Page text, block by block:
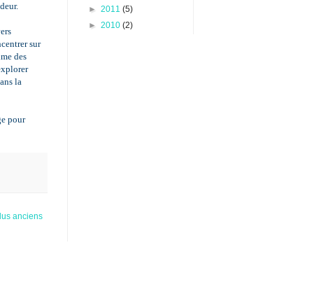
sur
des
la
pour
anciens
► 2011 (5)
► 2010 (2)